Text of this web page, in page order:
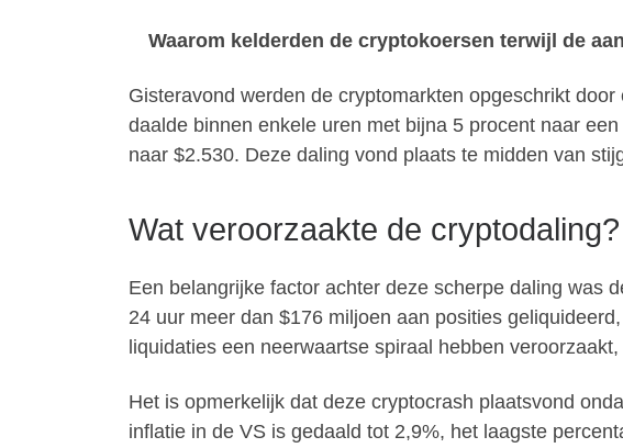
Waarom kelderden de cryptokoersen terwijl de
Gisteravond werden de cryptomarkten opgeschrikt
daalde binnen enkele uren met bijna 5 procent naar
naar $2.530. Deze daling vond plaats te midden van
Wat veroorzaakte de cryptodaling?
Een belangrijke factor achter deze scherpe daling was
24 uur meer dan $176 miljoen aan posities
liquidaties een neerwaartse spiraal hebben
Het is opmerkelijk dat deze cryptocrash plaatsvond
inflatie in de VS is gedaald tot 2,9%, het laagste